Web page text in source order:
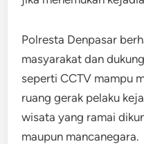
Polresta Denpasar
masyarakat dan
seperti CCTV mampu
ruang gerak pelaku
wisata yang ramai
maupun mancanegara.